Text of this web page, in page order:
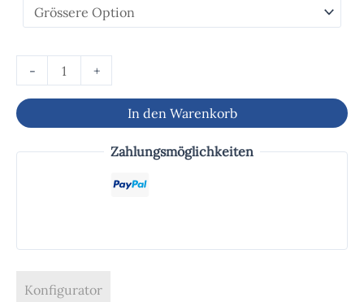
- +
In den Warenkorb
Zahlungsmöglichkeiten
Konfigurator